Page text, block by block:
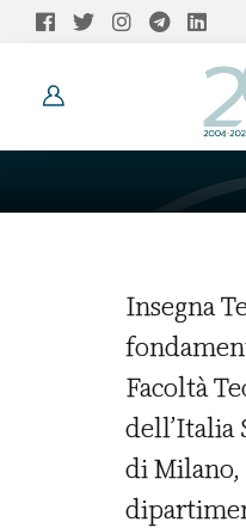
Insegna
Facoltà
dell’Italia
di